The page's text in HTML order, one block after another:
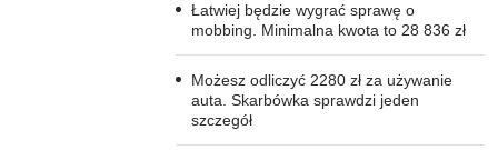
Łatwiej będzie wygrać sprawę o
mobbing. Minimalna kwota to 28 836 zł
Możesz odliczyć 2280 zł za używanie
auta. Skarbówka sprawdzi jeden
szczegół